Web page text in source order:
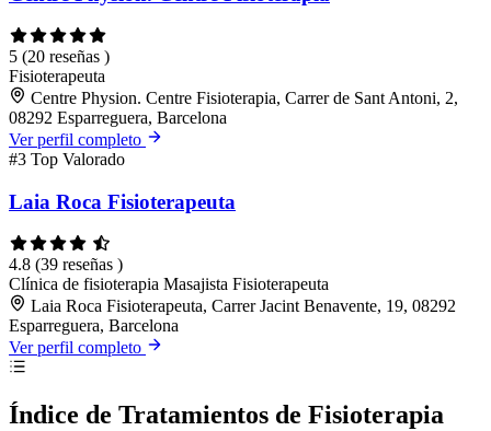
5 (20 reseñas )
Fisioterapeuta
Centre Physion. Centre Fisioterapia, Carrer de Sant Antoni, 2,
08292 Esparreguera, Barcelona
Ver perfil completo
#3 Top Valorado
Laia Roca Fisioterapeuta
4.8 (39 reseñas )
Clínica de fisioterapia Masajista Fisioterapeuta
Laia Roca Fisioterapeuta, Carrer Jacint Benavente, 19, 08292
Esparreguera, Barcelona
Ver perfil completo
Índice de Tratamientos de Fisioterapia